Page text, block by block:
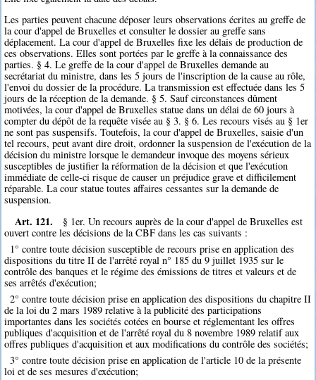
Les parties peuvent chacune déposer leurs observations écrites au greffe de
la cour d'appel de Bruxelles et consulter le dossier au greffe sans
déplacement. La cour d'appel de Bruxelles fixe les délais de production de
ces observations. Elles sont portées par le greffe à la connaissance des
parties. § 4. Le greffe de la cour d'appel de Bruxelles demande au
secrétariat du ministre, dans les 5 jours de l'inscription de la cause au rôle,
l'envoi du dossier de la procédure. La transmission est effectuée dans les 5
jours de la réception de la demande. § 5. Sauf circonstances dûment
motivées, la cour d'appel de Bruxelles statue dans un délai de 60 jours à
compter du dépôt de la requête visée au § 3. § 6. Les recours visés au § 1er
ne sont pas suspensifs. Toutefois, la cour d'appel de Bruxelles, saisie d'un
tel recours, peut avant dire droit, ordonner la suspension de l'exécution de la
décision du ministre lorsque le demandeur invoque des moyens sérieux
susceptibles de justifier la réformation de la décision et que l'exécution
immédiate de celle-ci risque de causer un préjudice grave et difficilement
réparable. La cour statue toutes affaires cessantes sur la demande de
suspension.
Art. 121.
§ 1er. Un recours auprès de la cour d'appel de Bruxelles est
ouvert contre les décisions de la CBF dans les cas suivants :
1° contre toute décision susceptible de recours prise en application des
dispositions du titre II de l'arrêté royal n° 185 du 9 juillet 1935 sur le
contrôle des banques et le régime des émissions de titres et valeurs et de
ses arrêtés d'exécution;
2° contre toute décision prise en application des dispositions du chapitre II
de la loi du 2 mars 1989 relative à la publicité des participations
importantes dans les sociétés cotées en bourse et réglementant les offres
publiques d'acquisition et de l'arrêté royal du 8 novembre 1989 relatif aux
offres publiques d'acquisition et aux modifications du contrôle des sociétés;
3° contre toute décision prise en application de l'article 10 de la présente
loi et de ses mesures d'exécution;